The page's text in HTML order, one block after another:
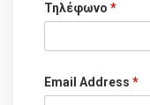
Τηλέφωνο *
Email Address *